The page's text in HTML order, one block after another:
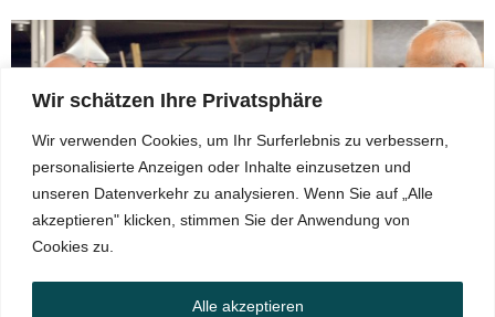
Wir schätzen Ihre Privatsphäre
Wir verwenden Cookies, um Ihr Surferlebnis zu verbessern,
personalisierte Anzeigen oder Inhalte einzusetzen und
unseren Datenverkehr zu analysieren. Wenn Sie auf „Alle
akzeptieren" klicken, stimmen Sie der Anwendung von
Cookies zu.
Alle akzeptieren